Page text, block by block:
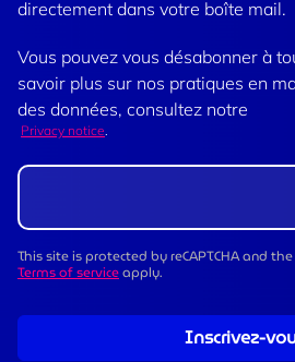
directement dans votre boîte mail.
Vous pouvez vous désabonner à
savoir plus sur nos pratiques en
des données, consultez notre
Privacy notice.
This site is protected by reCAPTCHA and
Terms of serviceapply.
Inscrivez-